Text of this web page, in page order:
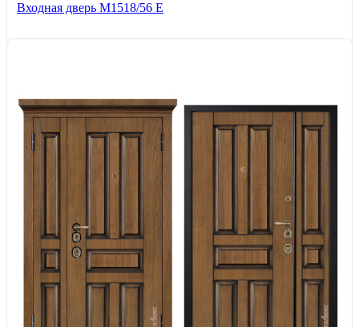
Входная дверь М1518/56 Е